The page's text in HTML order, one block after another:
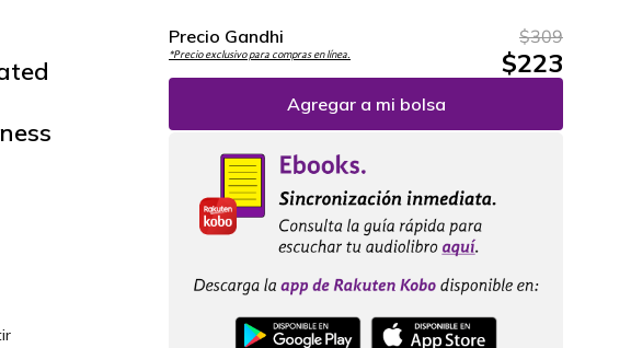
Precio Gandhi
*Precio exclusivo para compras en línea.
$309
$223
Agregar a mi bolsa